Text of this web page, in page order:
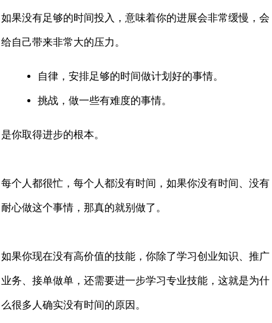
如果没有足够的时间投入，意味着你的进展会非常缓慢，会
给自己带来非常大的压力。
自律，安排足够的时间做计划好的事情。
挑战，做一些有难度的事情。
是你取得进步的根本。
每个人都很忙，每个人都没有时间，如果你没有时间、没有
耐心做这个事情，那真的就别做了。
如果你现在没有高价值的技能，你除了学习创业知识、推广
业务、接单做单，还需要进一步学习专业技能，这就是为什
么很多人确实没有时间的原因。